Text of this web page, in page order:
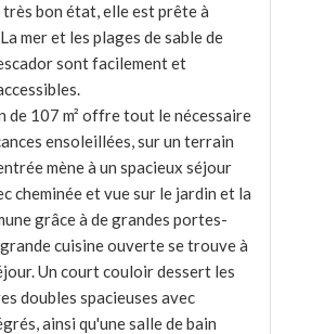
très bon état, elle est prête à
mer et les plages de sable de
sont facilement et
de 107 m² offre tout le nécessaire
ensoleillées, sur un terrain
mène à un spacieux séjour
cheminée et vue sur le jardin et la
grâce à de grandes portes-
cuisine ouverte se trouve à
Un court couloir dessert les
doubles spacieuses avec
ainsi qu'une salle de bain